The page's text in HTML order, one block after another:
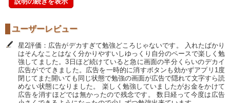
ユーザーレビュー
星2評価：広告がデカすぎて勉強どころじゃないです。 入れたばかり
はそんなことはなく分かりやすいしゆっくり自分のペースで楽しく勉
強してました。3日ほど続けていると急に画面の半分くらいのデカイ
広告がでてきました。広告を一時的に消すボタンも効かずアプリ1度
閉じてまた開いても同じ状態で勉強の画面が広告で隠れて文字すら読
めない状態になりました。 楽しく勉強していましたがお金をかけて
広告を消すほどでは無かったので残念です。 数日経って今度は広告